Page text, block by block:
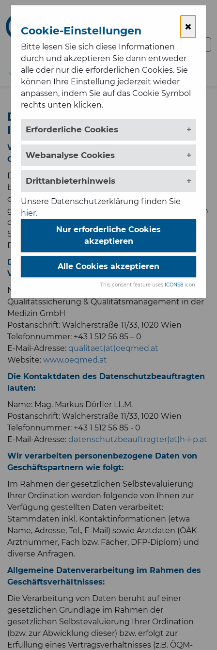
×
Cookie-Einstellungen
Bitte lesen Sie sich diese Informationen
durch und akzeptieren Sie dann entweder
alle oder nur die erforderlichen Cookies. Sie
können Ihre Einstellung jederzeit wieder
anpassen, indem Sie auf das Cookie Symbol
rechts unten klicken.
Erforderliche Cookies
Webanalyse Cookies
Drittanbieterhinweis
Unsere Datenschutzerklärung finden Sie
hier.
Nur erforderliche Cookies
akzeptieren
Alle Cookies akzeptieren
This consent feature uses ICONS8icon.
Zum Hauptinhalt springen
01 / 5125685-0 MAIL MENÜ
Datenschutzerklärung -
Informationspflichten
Wir informieren hiermit unsere
Geschäftspartner:
Der Schutz Ihrer persönlichen Daten ist uns ein
besonderes Anliegen. Wir verarbeiten Ihre Daten
daher ausschließlich auf Grundlage der
gesetzlichen Bestimmungen (DSGVO, TKG 2003). In
diesen Datenschutzinformationen informieren wir
Sie über die wichtigsten Aspekte der
Datenverarbeitung im Rahmen unserer Services.
Der Name und die Kontaktdaten des
Verantwortlichen lauten:
Name: Österreichische Gesellschaft für
Qualitätssicherung & Qualitätsmanagement in der
Medizin GmbH
Postanschrift: Walcherstraße 11/33, 1020 Wien
Telefonnummer: +43 1 512 56 85 – 0
E-Mail-Adresse: qualitaet(at)oeqmed.at
Website: www.oeqmed.at
Die Kontaktdaten des Datenschutzbeauftragten
lauten:
Name: Mag. Markus Dörfler LL.M.
Postanschrift: Walcherstraße 11/33, 1020 Wien
Telefonnummer: +43 1 512 56 85 - 0
E-Mail-Adresse: datenschutzbeauftragter(at)h-i-p.at
Wir verarbeiten personenbezogene Daten von
Geschäftspartnern wie folgt:
Im Rahmen der gesetzlichen Selbstevaluierung
Ihrer Ordination werden folgende von Ihnen zur
Verfügung gestellten Daten verarbeitet:
Stammdaten inkl. Kontaktinformationen (etwa
Name, Adresse, Tel., E-Mail) sowie Arztdaten (ÖÄK-
Arztnummer, Fach bzw. Fächer, DFP-Diplom) und
diverse Anfragen.
Allgemeine Datenverarbeitung im Rahmen des
Geschäftsverhältnisses:
Die Verarbeitung von Daten beruht auf einer
gesetzlichen Grundlage im Rahmen der
gesetzlichen Selbstevaluierung Ihrer Ordination
(bzw. zur Abwicklung dieser) bzw. erfolgt zur
Erfüllung eines Vertragsverhältnisses (z.B. ÖQM-